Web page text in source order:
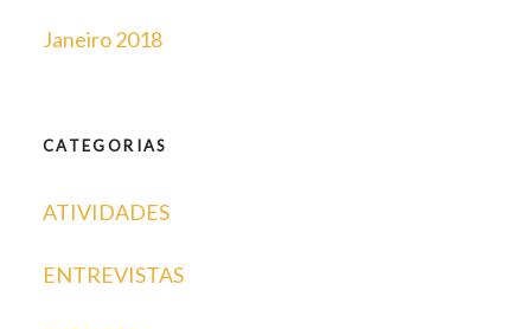
Janeiro 2018
CATEGORIAS
ATIVIDADES
ENTREVISTAS